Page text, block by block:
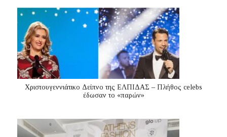
Χριστουγεννιάτικο Δείπνο της ΕΛΠΙΔΑΣ – Πλήθος celebs
έδωσαν το «παρών»